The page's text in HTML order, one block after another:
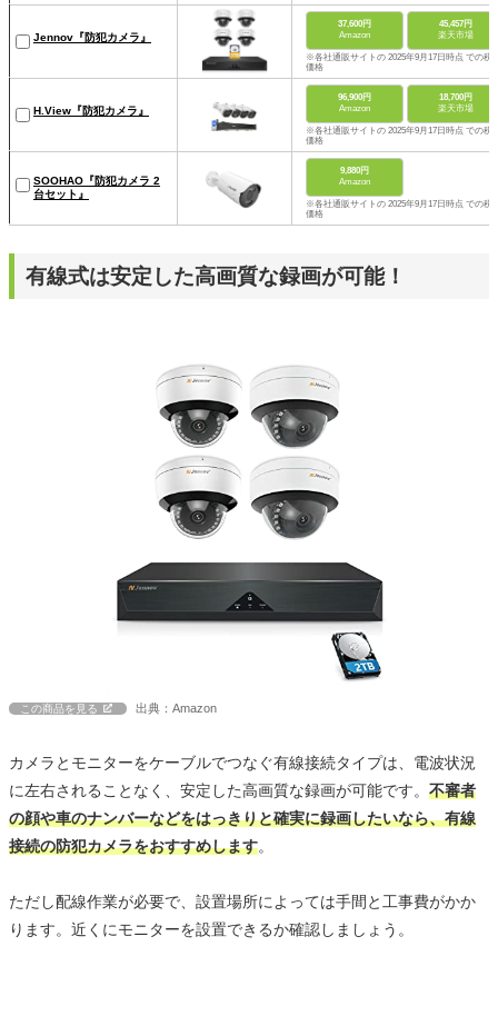
Jennov『防犯カメラ』
37,600円
Amazon
45,457円
楽天市場
※各社通販サイトの 2025年9月17日時点 での税
価格
H.View『防犯カメラ』
96,900円
Amazon
18,700円
楽天市場
※各社通販サイトの 2025年9月17日時点 での税
価格
SOOHAO『防犯カメラ 2
台セット』
9,880円
Amazon
※各社通販サイトの 2025年9月17日時点 での税
価格
有線式は安定した高画質な録画が可能！
この商品を見る 出典：Amazon
カメラとモニターをケーブルでつなぐ有線接続タイプは、電波状況
に左右されることなく、安定した高画質な録画が可能です。 不審者
の顔や車のナンバーなどをはっきりと確実に録画したいなら、有線
接続の防犯カメラをおすすめします。
ただし配線作業が必要で、設置場所によっては手間と工事費がかか
ります。近くにモニターを設置できるか確認しましょう。